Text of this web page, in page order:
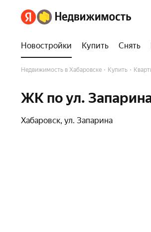
Новостройки Купить Снять
Недвижимость в Хабаровске Купить
ЖК по ул.
Хабаровск, ул. Запарина